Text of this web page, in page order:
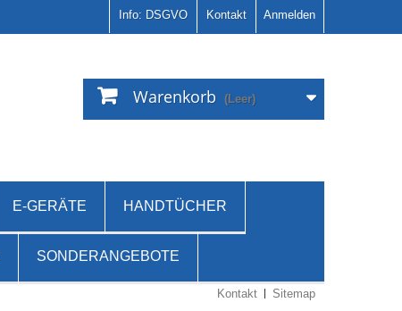
Anmelden
Kontakt
Info: DSGVO
Warenkorb (Leer)
E-GERÄTE HANDTÜCHER
SONDERANGEBOTE
Kontakt Sitemap